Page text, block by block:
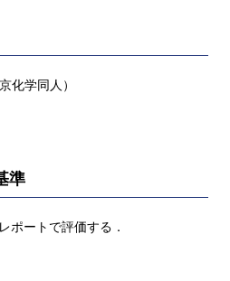
化学同人）
準
ポートで評価する．